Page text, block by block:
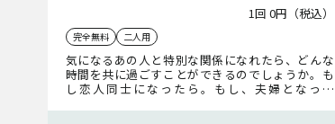
1回 0円（税込）
完全無料 二人用
気になるあの人と特別な関係になれたら、どんな
時間を共に過ごすことができるのでしょうか。も
し恋人同士になったら。もし、夫婦となった